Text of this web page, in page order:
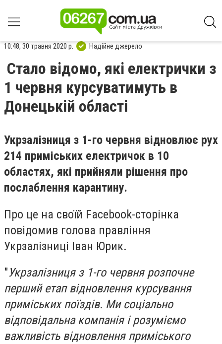
10:48, 30 травня 2020 р. Надійне джерело
Стало відомо, які електрички з
1 червня курсуватимуть в
Донецькій області
Укрзалізниця з 1-го червня відновлює рух
214 приміських електричок в 10
областях, які прийняли рішення про
послаблення карантину.
Про це на своїй Facebook-сторінка
повідомив голова правління
Укрзалізниці Іван Юрик.
"Укрзалізниця з 1-го червня розпочне
перший етап відновлення курсування
приміських поїздів. Ми соціально
відповідальна компанія і розуміємо
важливість відновлення приміського